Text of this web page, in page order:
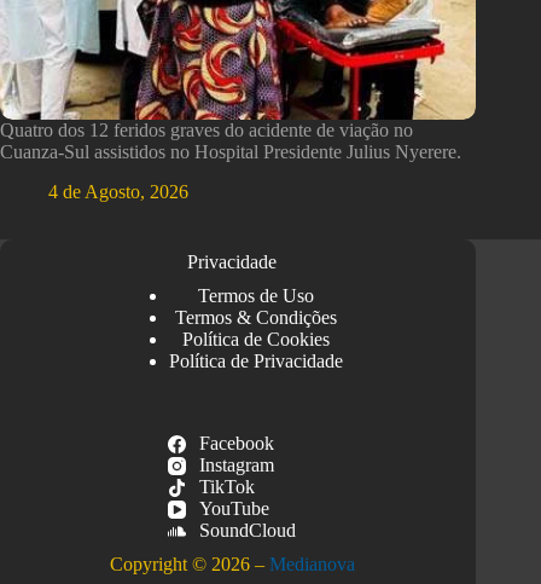
Quatro dos 12 feridos graves do acidente de viação no
Cuanza-Sul assistidos no Hospital Presidente Julius Nyerere.
4 de Agosto, 2026
Privacidade
Termos de Uso
Termos & Condições
Política de Cookies
Política de Privacidade
Facebook
Instagram
TikTok
YouTube
SoundCloud
Copyright © 2026 – Medianova